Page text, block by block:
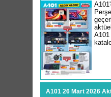
A101
A101 26 Mart 2026